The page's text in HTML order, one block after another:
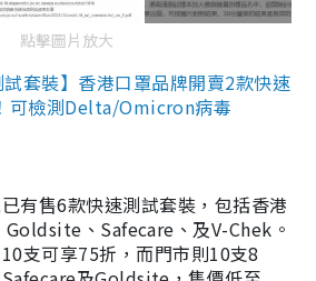
點擊圖片放大
套裝】香港口罩品牌開賣2款快速
可檢測Delta/Omicron病毒
有售6款快速測試套裝，包括香港
、Safecare、及V-Chek。
支可享75折，而門市則10支8